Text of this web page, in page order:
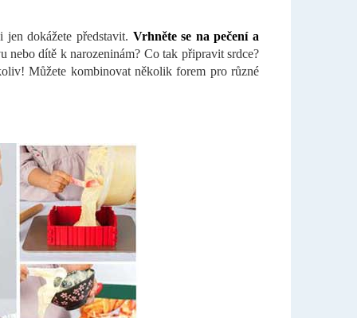
dokážete představit. Vrhněte se na pečení a
nebo dítě k narozeninám? Co tak připravit srdce?
Můžete kombinovat několik forem pro různé